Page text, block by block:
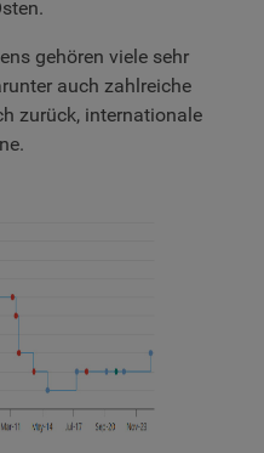
gehören viele sehr
auch zahlreiche
zurück, internationale